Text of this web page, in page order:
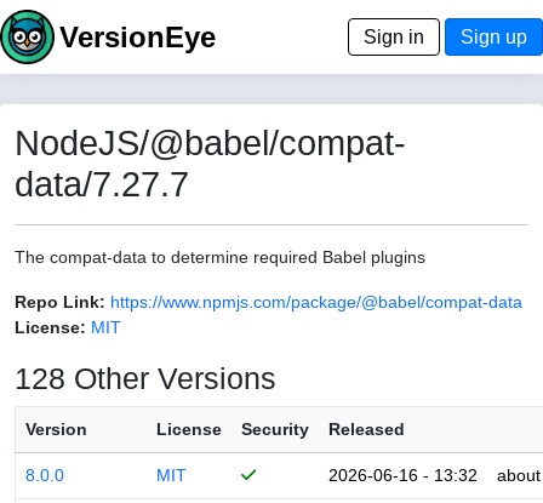
VersionEye Sign in Sign up
NodeJS/@babel/compat-
data/7.27.7
The compat-data to determine required Babel plugins
Repo Link: https://www.npmjs.com/package/@babel/compat-data
License: MIT
128 Other Versions
Version License Security Released
8.0.0 MIT 2026-06-16 - 13:32